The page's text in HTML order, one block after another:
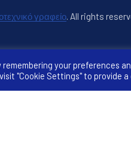
γραφείο All rights
your preferences
"Cookie Settings" to provide